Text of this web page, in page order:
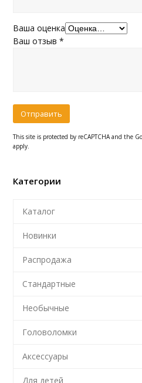
Ваша оценка
Ваш отзыв*
This site is protected by reCAPTCHA and the
apply.
Категории
Каталог
Новинки
Распродажа
Стандартные
Необычные
Головоломки
Аксессуары
Для детей